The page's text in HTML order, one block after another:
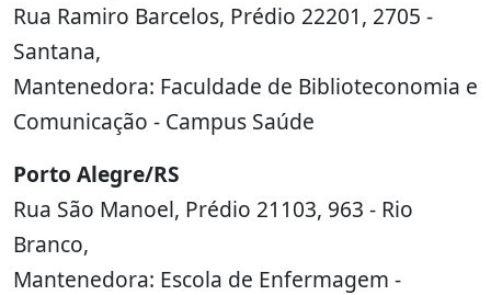
Rua Ramiro Barcelos, Prédio 22201, 2705 -
Santana,
Mantenedora: Faculdade de Biblioteconomia e
Comunicação - Campus Saúde
Porto Alegre/RS
Rua São Manoel, Prédio 21103, 963 - Rio
Branco,
Mantenedora: Escola de Enfermagem -